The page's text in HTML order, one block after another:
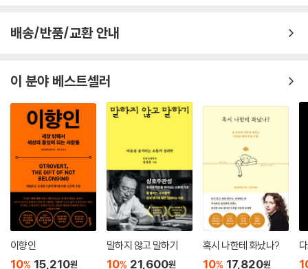
련되었기 때문이죠. 수학 시험은 나를 해치려 하는 사람만큼 큰 위협이 아
닌데도, 해리의 반응성이 너무 높아져 있으면 수학 시험에 대해서도 차단
하는 반응을 보이게 되는 식이죠.
--- p.236~237
패턴을 알아차리지 못한다면 그것을 바꾸기는 몹시 어렵습니다. 우리가 함
께 작업했던 어린이들과 성인들은 혼돈에 너무 익숙해져 있어서 차분할 때
보다 혼돈 속에 있을 때 실제로 더 편안해했어요. 그래서 이들은 예측 가능
하고 일관적이고 사려 깊은 사람들이 있는 교실이나 새 위탁 가정에 가면
아주 불편해했지요. 그 불편함이 조금씩 커지다가 어느 한도에 이르면 결
국 그들은 자기가 예측할 수 있는 반응이 나오도록 다른 사람들을 도발했
중 가장 좋았던 순간으로 새벽 2시에 엄마와 시리얼 한 그릇을 나눠 먹은
일을 꼽았다. 그처럼 온전한 연결의 순간은 지극히 사소하고 일상적인 경
러운 시간을 통과하는 동안 큰 힘이 되어 주었다고 한다.
트라우마를 겪은 사람의 내면은 난파선과 같다. 망가진 마음을 고치기 위
해서는 난파의 현장을 다시 찾아가 부서진 파편들을 살피고 그중 어떤 것
들은 현재의 새롭고 안전한 피난처로 옮겨야 한다. 그렇게 트라우마 경험
을 떠올리고 다시 처리하는 과정을 통해 우리 안의 시스템이 천천히 ‘재설
정’된다. 가장 이상적인 것은 우리를 지지해 주고 온전히 함께해 주는 사람
들과의 관계 속에서 이런 짧은 치유의 순간들을 수백, 수천 번에 걸쳐 경험
하는 것이다. 윈프리와 그의 친구 게일 킹은 서로에게 치료사였다. 윈프리
는 단 한 번도 전문적인 트라우마 치료를 받은 적이 없었지만, 매일 킹과 터
놓고 이야기를 나누며 자신의 상처를 돌볼 힘을 얻었다.
배송/반품/교환 안내
이 분야 베스트셀러
이향인
10% 15,210원
말하지 않고 말하기
10% 21,600원
혹시 나한테 화났나?
10% 17,820원